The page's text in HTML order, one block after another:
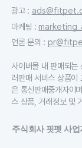
광고:
마케팅 :
언론 문의 :
사이버몰 내 판매되는
러판매 서비스 상품이
은 통신판매중개자이
스 상품, 거래정보 및
주식회사 핏펫 사업